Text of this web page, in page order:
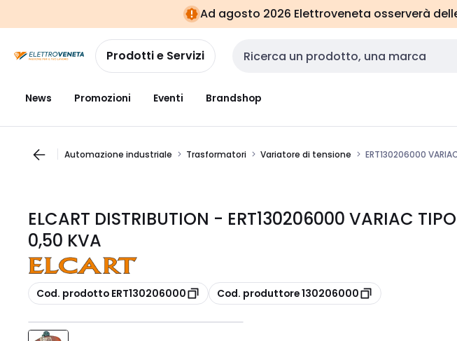
navigazionealla
pagina
Ad agosto 2026 Elettroveneta osserverà
Prodotti e Servizi Cerca input
News Promozioni Eventi Brandshop
Automazione industriale Trasformatori Variatore di tensione ERT130206000
ELCART DISTRIBUTION - ERT130206000 VARIAC
0,50 KVA
copia
Cod. prodotto ERT130206000 copia
Cod. produttore 130206000